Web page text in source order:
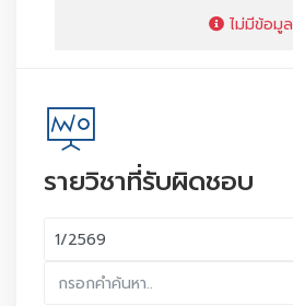
ไม่มีข้อมูล
รายวิชาที่รับผิดชอบ